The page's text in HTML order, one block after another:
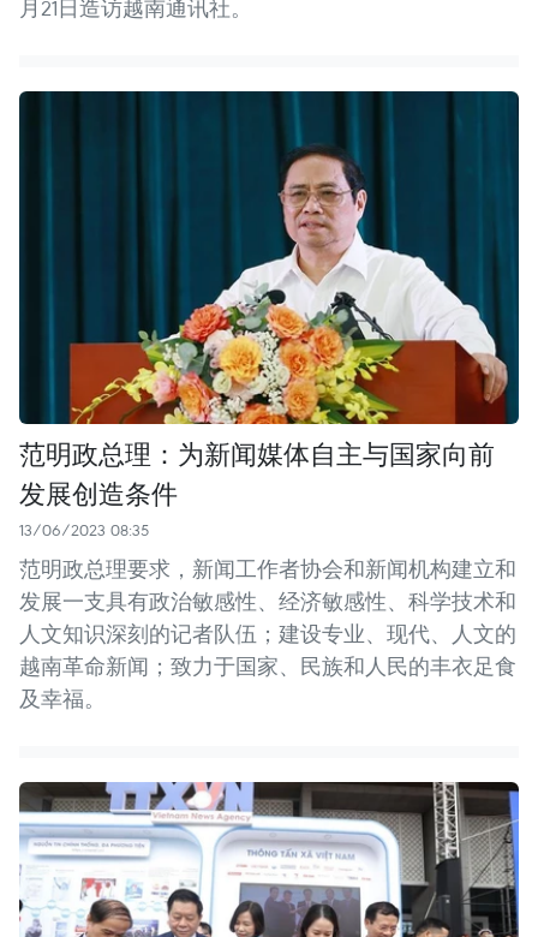
月21日造访越南通讯社。
范明政总理：为新闻媒体自主与国家向前
发展创造条件
13/06/2023 08:35
范明政总理要求，新闻工作者协会和新闻机构建立和
发展一支具有政治敏感性、经济敏感性、科学技术和
人文知识深刻的记者队伍；建设专业、现代、人文的
越南革命新闻；致力于国家、民族和人民的丰衣足食
及幸福。